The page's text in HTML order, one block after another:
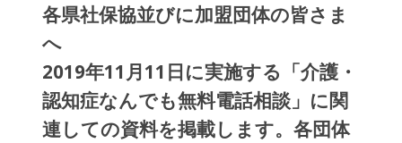
各県社保協並びに加盟団体の皆さま
へ
2019年11月11日に実施する「介護・
認知症なんでも無料電話相談」に関
連しての資料を掲載します。各団体